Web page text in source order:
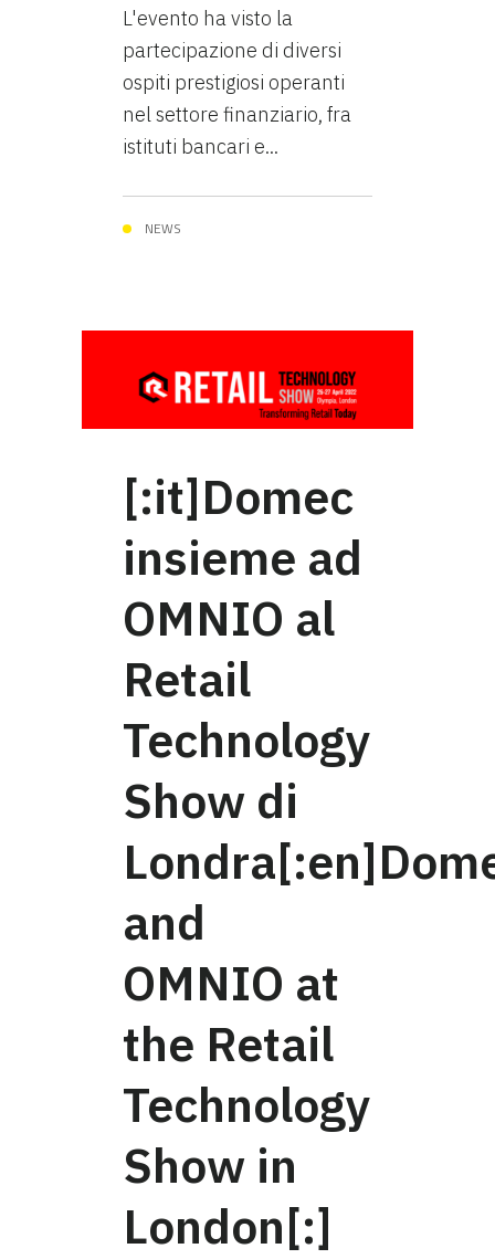
L'evento ha visto la
partecipazione di diversi
ospiti prestigiosi operanti
nel settore finanziario, fra
istituti bancari e...
NEWS
[:it]Domec
insieme ad
OMNIO al
Retail
Technology
Show di
and
OMNIO at
the Retail
Technology
Show in
London[:]